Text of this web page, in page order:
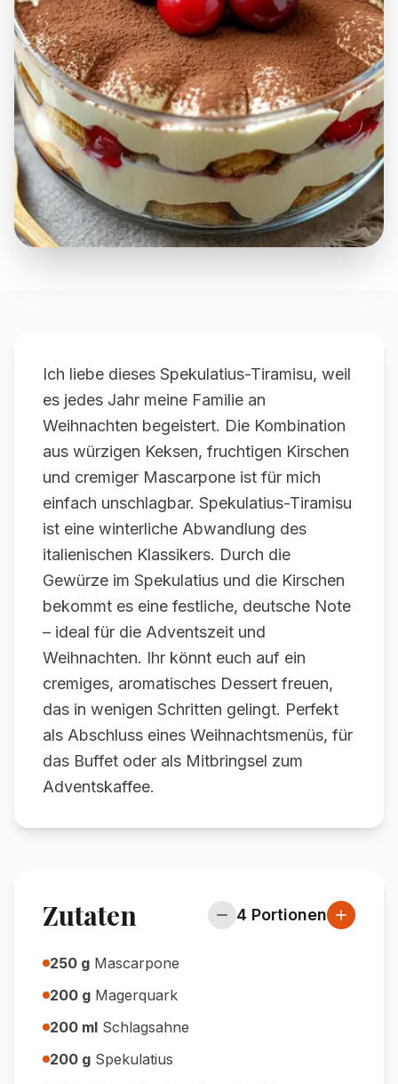
Ich liebe dieses Spekulatius-Tiramisu, weil
es jedes Jahr meine Familie an
Weihnachten begeistert. Die Kombination
aus würzigen Keksen, fruchtigen Kirschen
und cremiger Mascarpone ist für mich
einfach unschlagbar. Spekulatius-Tiramisu
ist eine winterliche Abwandlung des
italienischen Klassikers. Durch die
Gewürze im Spekulatius und die Kirschen
bekommt es eine festliche, deutsche Note
– ideal für die Adventszeit und
Weihnachten. Ihr könnt euch auf ein
cremiges, aromatisches Dessert freuen,
das in wenigen Schritten gelingt. Perfekt
als Abschluss eines Weihnachtsmenüs, für
das Buffet oder als Mitbringsel zum
Adventskaffee.
Zutaten 4 Portionen
250 g Mascarpone
200 g Magerquark
200 ml Schlagsahne
200 g Spekulatius